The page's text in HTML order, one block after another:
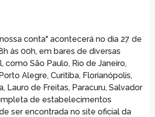
conta" acontecerá no dia 27 de
às 00h, em bares de diversas
como São Paulo, Rio de Janeiro,
Alegre, Curitiba, Florianópolis,
Lauro de Freitas, Paracuru, Salvador
de estabelecimentos
ser encontrada no site oficial da